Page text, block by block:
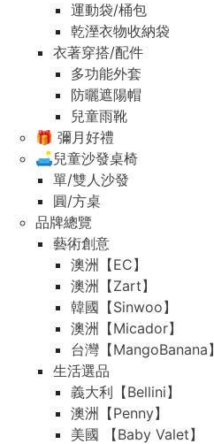
運動袋/桶包
乾溼衣物收納袋
衣著穿搭/配件
多功能外套
防曬遮陽帽
兒童雨靴
🎁 彌月好禮
🛋️兒童沙發桌椅
單/雙人沙發
圓/方桌
品牌總覽
藝術創意
澳洲【EC】
澳洲【Zart】
韓國【Sinwoo】
澳洲【Micador】
台灣【MangoBanana】
生活選品
義大利【Bellini】
澳洲【Penny】
美國 【Baby Valet】